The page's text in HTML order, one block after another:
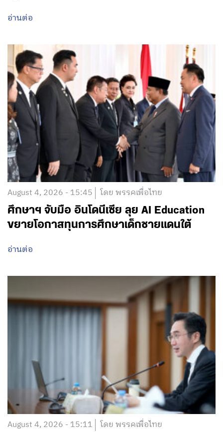
อ่านต่อ
August 4, 2026 - 15:45 โดย พรรคเพื่อไทย
ศึกษาฯ จับมือ อินโดนีเซีย ลุย AI Education
ขยายโอกาสทุนการศึกษาเด็กชายแดนใต้
อ่านต่อ
August 4, 2026 - 15:11 โดย พรรคเพื่อไทย